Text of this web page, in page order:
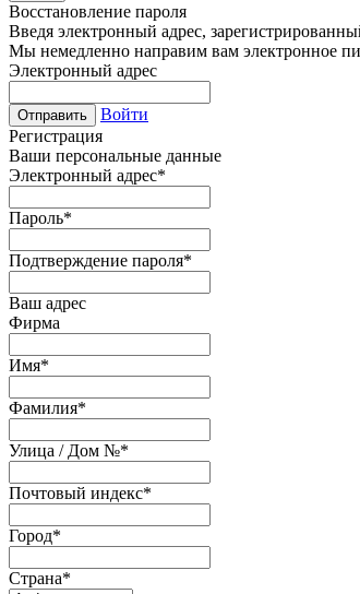
Восстановление пароля
Введя электронный адрес,
Мы немедленно направим вам электронное
Электронный адрес
Отправить
Войти
Регистрация
Ваши персональные данные
Электронный адрес*
Пароль*
Подтверждение пароля*
Ваш адрес
Фирма
Имя*
Фамилия*
Улица / Дом №*
Почтовый индекс*
Город*
Страна*